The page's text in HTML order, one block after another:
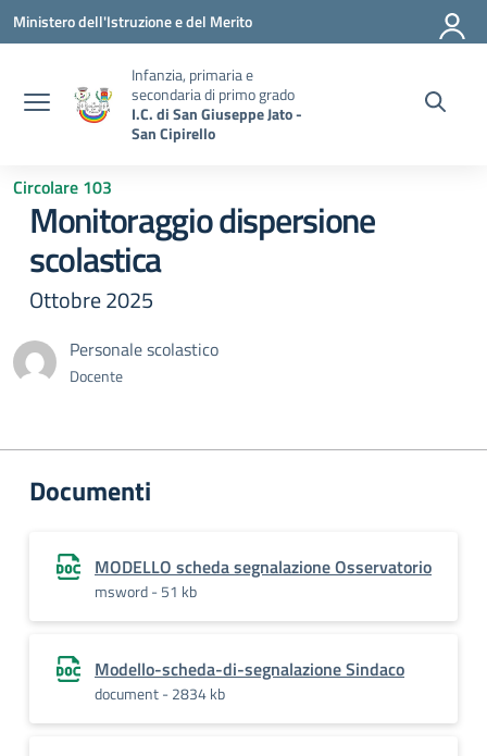
Vai ai contenuti
Vai al menu di navigazione
Vai al footer
Ministero dell'Istruzione e del Merito
Infanzia, primaria e
secondaria di primo grado
I.C. di San Giuseppe Jato -
San Cipirello
Circolare 103
Monitoraggio dispersione
scolastica
Ottobre 2025
Personale scolastico
Docente
Documenti
MODELLO scheda segnalazione Osservatorio
msword - 51 kb
Modello-scheda-di-segnalazione Sindaco
document - 2834 kb